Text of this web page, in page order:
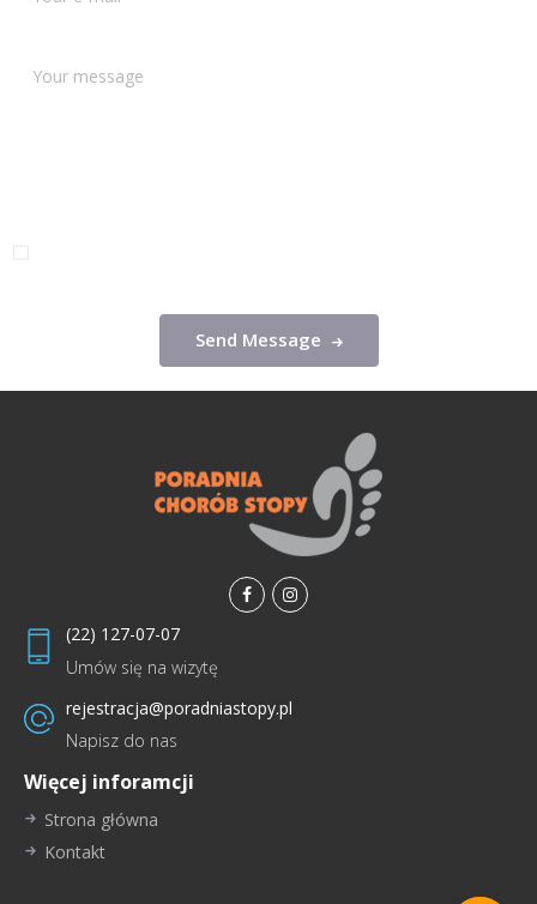
Send Message
facebookinstagramm
(22) 127-07-07
Umów się na wizytę
rejestracja@poradniastopy.pl
Napisz do nas
Więcej inforamcji
Strona główna
Kontakt